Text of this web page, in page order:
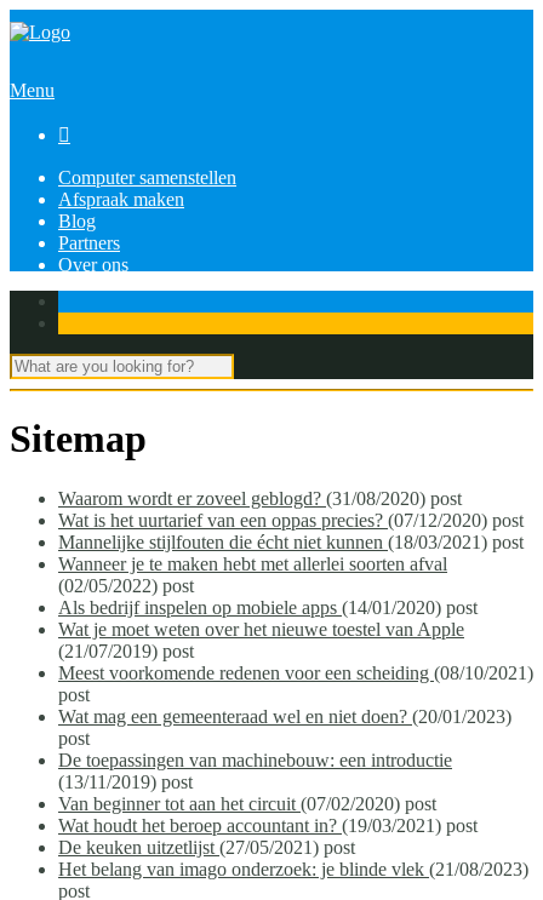
Menu

Computer samenstellen
Afspraak maken
Blog
Partners
Over ons
Sitemap
Waarom wordt er zoveel geblogd? (31/08/2020) post
Wat is het uurtarief van een oppas precies? (07/12/2020) post
Mannelijke stijlfouten die écht niet kunnen (18/03/2021) post
Wanneer je te maken hebt met allerlei soorten afval
(02/05/2022) post
Als bedrijf inspelen op mobiele apps (14/01/2020) post
Wat je moet weten over het nieuwe toestel van Apple
(21/07/2019) post
Meest voorkomende redenen voor een scheiding (08/10/2021)
post
Wat mag een gemeenteraad wel en niet doen? (20/01/2023)
post
De toepassingen van machinebouw: een introductie
(13/11/2019) post
Van beginner tot aan het circuit (07/02/2020) post
Wat houdt het beroep accountant in? (19/03/2021) post
De keuken uitzetlijst (27/05/2021) post
Het belang van imago onderzoek: je blinde vlek (21/08/2023)
post